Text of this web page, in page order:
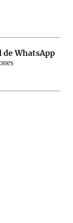
de WhatsApp